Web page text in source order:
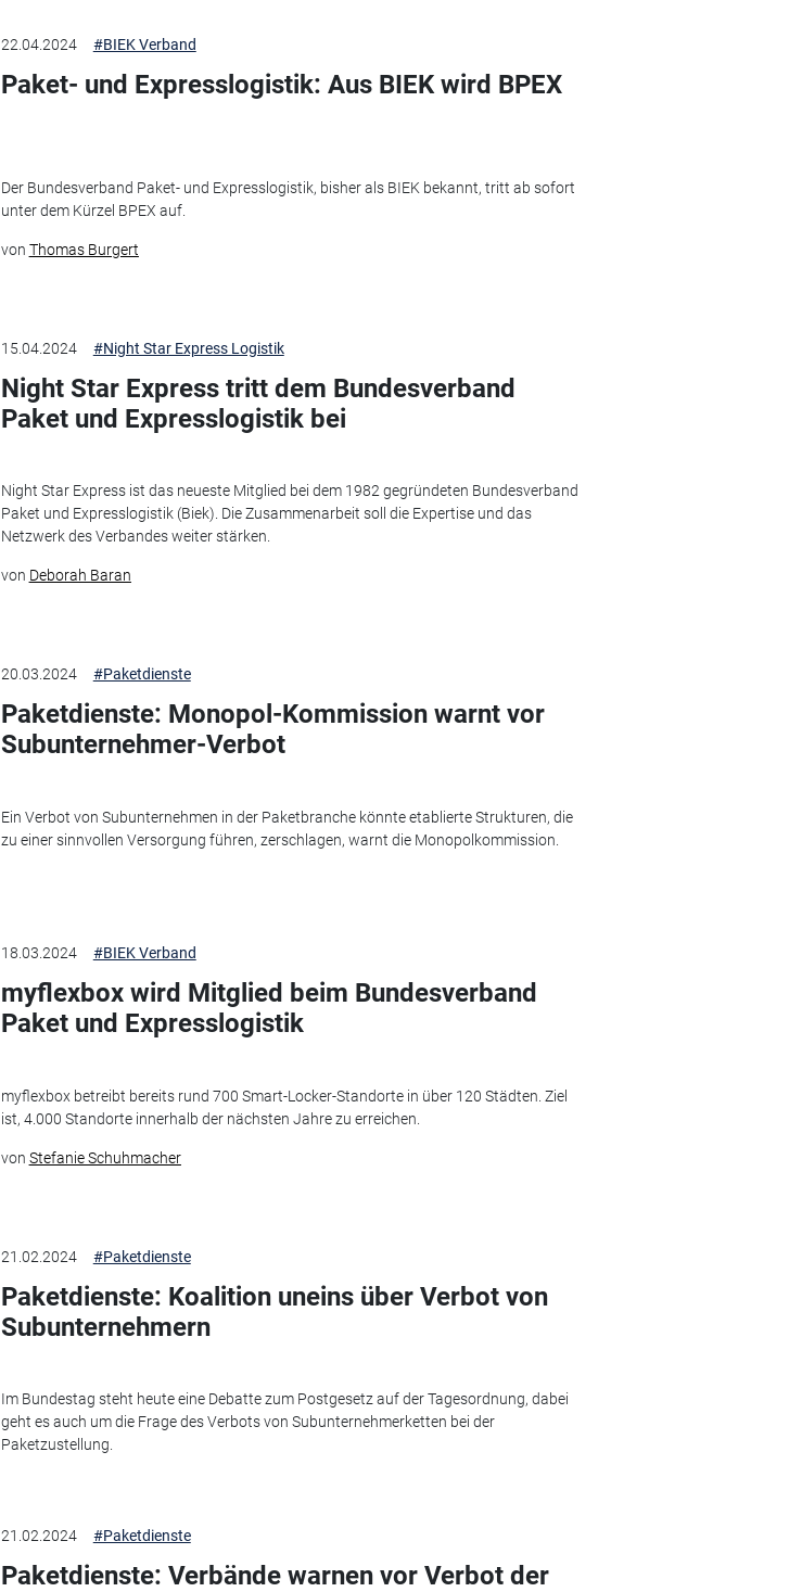
22.04.2024 #BIEK Verband
Paket- und Expresslogistik: Aus BIEK wird BPEX
Der Bundesverband Paket- und Expresslogistik, bisher als BIEK bekannt, tritt ab sofort
unter dem Kürzel BPEX auf.
von Thomas Burgert
15.04.2024 #Night Star Express Logistik
Night Star Express tritt dem Bundesverband
Paket und Expresslogistik bei
Night Star Express ist das neueste Mitglied bei dem 1982 gegründeten Bundesverband
Paket und Expresslogistik (Biek). Die Zusammenarbeit soll die Expertise und das
Netzwerk des Verbandes weiter stärken.
von Deborah Baran
20.03.2024 #Paketdienste
Paketdienste: Monopol-Kommission warnt vor
Subunternehmer-Verbot
Ein Verbot von Subunternehmen in der Paketbranche könnte etablierte Strukturen, die
zu einer sinnvollen Versorgung führen, zerschlagen, warnt die Monopolkommission.
18.03.2024 #BIEK Verband
myflexbox wird Mitglied beim Bundesverband
Paket und Expresslogistik
myflexbox betreibt bereits rund 700 Smart-Locker-Standorte in über 120 Städten. Ziel
ist, 4.000 Standorte innerhalb der nächsten Jahre zu erreichen.
von Stefanie Schuhmacher
21.02.2024 #Paketdienste
Paketdienste: Koalition uneins über Verbot von
Subunternehmern
Im Bundestag steht heute eine Debatte zum Postgesetz auf der Tagesordnung, dabei
geht es auch um die Frage des Verbots von Subunternehmerketten bei der
Paketzustellung.
21.02.2024 #Paketdienste
Paketdienste: Verbände warnen vor Verbot der